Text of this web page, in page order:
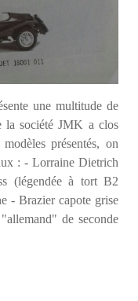
une multitude de
la société JMK a clos
présentés, on
: - Lorraine Dietrich
(légendée à tort B2
- Brazier capote grise
de seconde